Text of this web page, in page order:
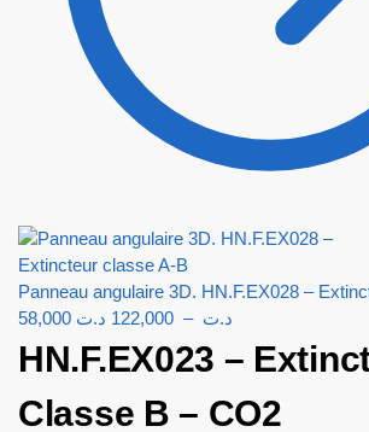
Panneau angulaire 3D. HN.F.EX028 –
58,000
د.ت –
122,000 د.ت
HN.F.EX023 –
Classe B – CO2